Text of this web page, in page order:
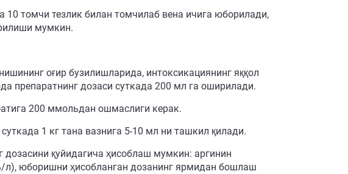
томчи тезлик билан томчилаб вена ичига юборилади,
мумкин.
оғир бузилишларида, интоксикациянинг яққол
препаратнинг дозаси суткада 200 мл га оширилади.
200 ммольдан ошмаслиги керак.
1 кг тана вазнига 5-10 мл ни ташкил қилади.
қуйидагича ҳисоблаш мумкин: аргинин
юборишни ҳисобланган дозанинг ярмидан бошлаш